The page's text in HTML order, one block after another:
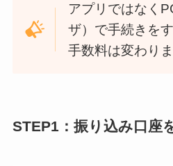
アプリではなく
ザ）で手続きを
手数料は変わりま
STEP1：振り込み口座